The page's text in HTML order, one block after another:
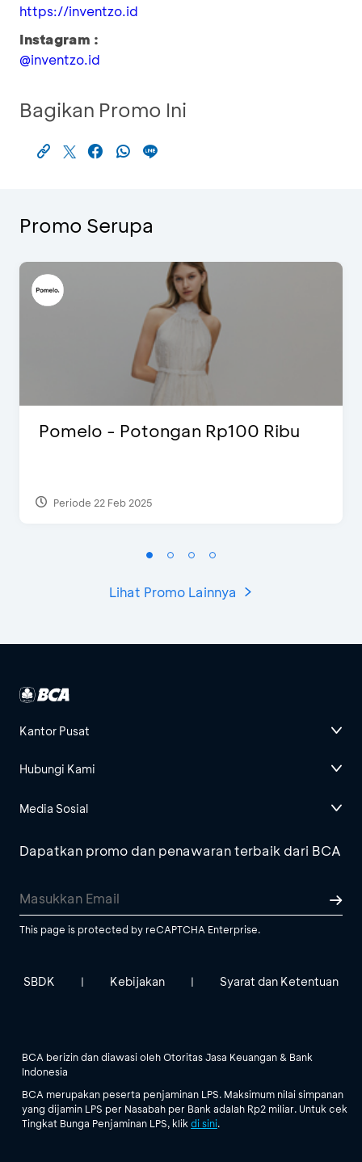
https://inventzo.id
Instagram :
@inventzo.id
Bagikan Promo Ini
Promo Serupa
Pomelo - Potongan Rp100 Ribu
Periode 22 Feb 2025
Lihat Promo Lainnya
Kantor Pusat
Hubungi Kami
Media Sosial
Dapatkan promo dan penawaran terbaik dari BCA
This page is protected by reCAPTCHA Enterprise.
SBDK | Kebijakan | Syarat dan Ketentuan
BCA berizin dan diawasi oleh Otoritas Jasa Keuangan & Bank
Indonesia
BCA merupakan peserta penjaminan LPS. Maksimum nilai simpanan
yang dijamin LPS per Nasabah per Bank adalah Rp2 miliar. Untuk cek
Tingkat Bunga Penjaminan LPS, klik di sini.